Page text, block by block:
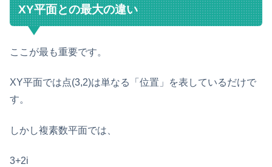
XY平面との最大の違い
ここが最も重要です。
XY平面では点(3,2)は単なる「位置」を表しているだけで
す。
しかし複素数平面では、
3+2i